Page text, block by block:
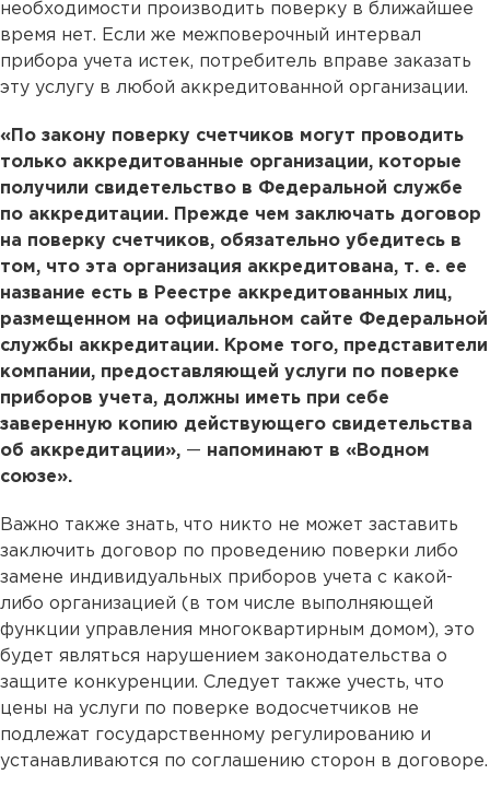
необходимости производить поверку в ближайшее
время нет. Если же межповерочный интервал
прибора учета истек, потребитель вправе заказать
эту услугу в любой аккредитованной организации.
«По закону поверку счетчиков могут проводить
только аккредитованные организации, которые
получили свидетельство в Федеральной службе
по аккредитации. Прежде чем заключать договор
на поверку счетчиков, обязательно убедитесь в
том, что эта организация аккредитована, т. е. ее
название есть в Реестре аккредитованных лиц,
размещенном на официальном сайте Федеральной
службы аккредитации. Кроме того, представители
компании, предоставляющей услуги по поверке
приборов учета, должны иметь при себе
заверенную копию действующего свидетельства
об аккредитации», — напоминают в «Водном
союзе».
Важно также знать, что никто не может заставить
заключить договор по проведению поверки либо
замене индивидуальных приборов учета с какой-
либо организацией (в том числе выполняющей
функции управления многоквартирным домом), это
будет являться нарушением законодательства о
защите конкуренции. Следует также учесть, что
цены на услуги по поверке водосчетчиков не
подлежат государственному регулированию и
устанавливаются по соглашению сторон в договоре.